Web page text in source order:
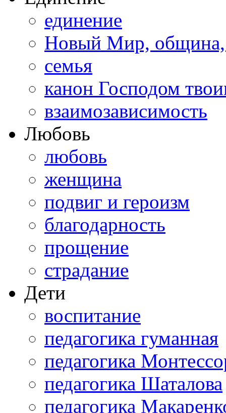
единение
Новый Мир,
семья
канон Господом
взаимозависимость
Любовь
любовь
женщина
подвиг и героизм
благодарность
прощение
страдание
Дети
воспитание
педагогика гуманная
педагогика
педагогика Шаталова
педагогика